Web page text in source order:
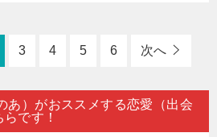
3 4 5 6 次へ
あ）がおススメする恋愛（出会
です！